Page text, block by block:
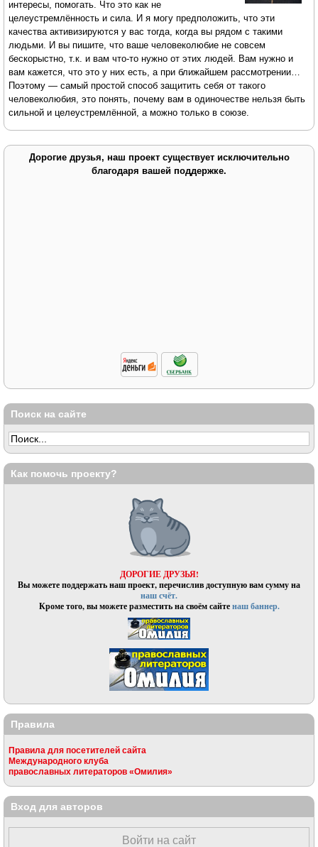
интересы, помогать. Что это как не
целеустремлённость и сила. И я могу предположить, что эти
качества активизируются у вас тогда, когда вы рядом с такими
людьми. И вы пишите, что ваше человеколюбие не совсем
бескорыстно, т.к. и вам что-то нужно от этих людей. Вам нужно и
вам кажется, что это у них есть, а при ближайшем рассмотрении…
Поэтому — самый простой способ защитить себя от такого
человеколюбия, это понять, почему вам в одиночестве нельзя быть
сильной и целеустремлённой, а можно только в союзе.
Дорогие друзья, наш проект существует исключительно
благодаря вашей поддержке.
Поиск на сайте
Как помочь проекту?
ДОРОГИЕ ДРУЗЬЯ!
Вы можете поддержать наш проект, перечислив доступную вам сумму на
наш счёт.
Кроме того, вы можете разместить на своём сайтенаш баннер.
Правила
Правила для посетителей сайта
Международного клуба
православных литераторов «Омилия»
Вход для авторов
Войти на сайт